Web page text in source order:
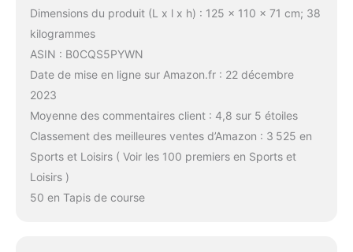
Dimensions du produit (L x l x h) : 125 x 110 x 71 cm; 38
kilogrammes
ASIN : B0CQS5PYWN
Date de mise en ligne sur Amazon.fr : 22 décembre
2023
Moyenne des commentaires client : 4,8 sur 5 étoiles
Classement des meilleures ventes d’Amazon : 3 525 en
Sports et Loisirs ( Voir les 100 premiers en Sports et
Loisirs )
50 en Tapis de course